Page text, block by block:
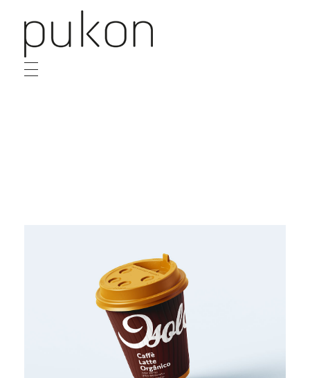
Pukon
Design e Conteúdo